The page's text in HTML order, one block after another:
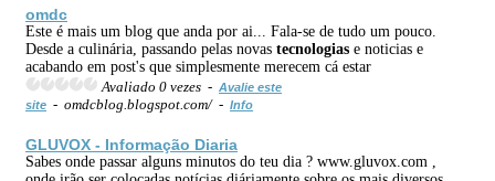
omdc
Este é mais um blog que anda por ai... Fala-se de tudo um pouco.
Desde a culinária, passando pelas novas tecnologias e noticias e
acabando em post's que simplesmente merecem cá estar
Avaliado 0 vezes - Avalie este
site - omdcblog.blogspot.com/ - Info
GLUVOX - Informação Diaria
Sabes onde passar alguns minutos do teu dia ? www.gluvox.com ,